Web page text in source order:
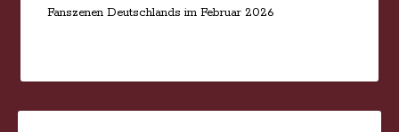
Fanszenen Deutschlands im Februar 2026